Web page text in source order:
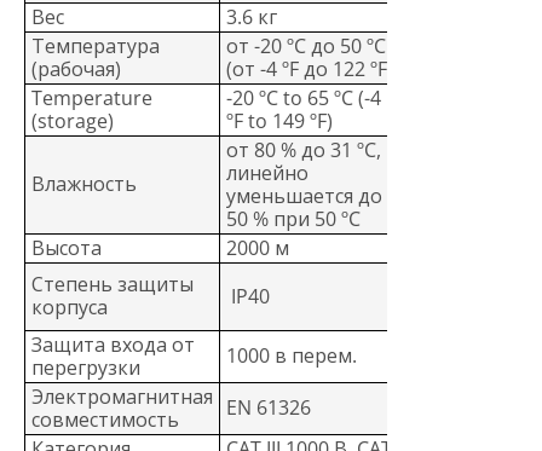
Вес
3.6 кг
Температура
(рабочая)
от -20 ºC до 50 ºC
(от -4 ºF до 122 ºF)
Temperature
(storage)
-20 ºC to 65 ºC (-4
ºF to 149 ºF)
Влажность
от 80 % до 31 ºC,
линейно
уменьшается до
50 % при 50 ºC
Высота
2000 м
Степень защиты
корпуса
IP40
Защита входа от
перегрузки
1000 в перем.
Электромагнитная
совместимость
EN 61326